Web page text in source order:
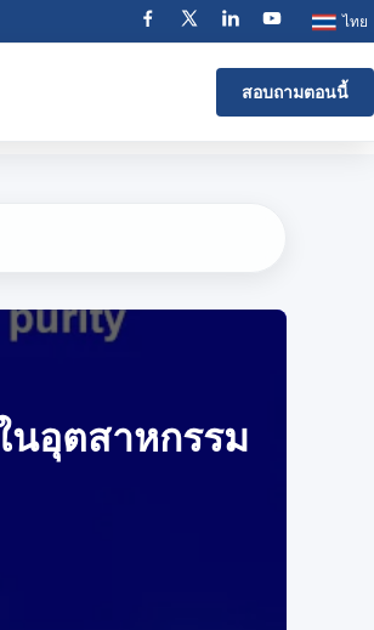
ไทย
สอบถามตอนนี้
นอุตสาหกรรม